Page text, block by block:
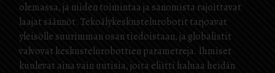
olemassa, ja niiden toimintaa ja sanomista rajoittavat
laajat säännöt. Tekoälykeskustelurobotit tarjoavat
yleisölle suurimman osan tiedoistaan, ja globalistit
valvovat keskustelurobottien parametreja. Ihmiset
kuulevat aina vain uutisia, joita eliitti haluaa heidän